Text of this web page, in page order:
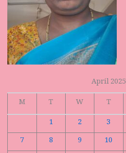
April 2025
M
T W T
1
2 3
7
8 9 10